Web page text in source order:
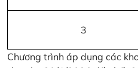
3
Chương trình áp dụng các